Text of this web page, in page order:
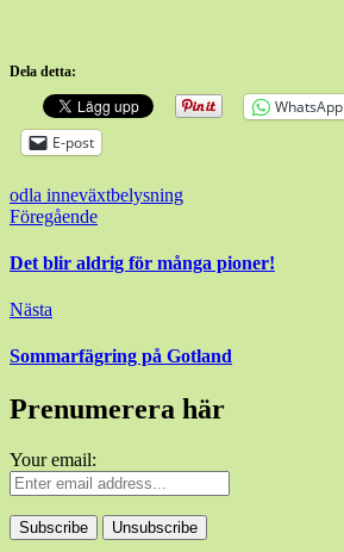
Dela detta:
WhatsApp
E-post
odla inneväxtbelysning
Inläggsnavigering
Föregående
Det blir aldrig för många pioner!
Nästa
Sommarfägring på Gotland
Prenumerera här
Your email: